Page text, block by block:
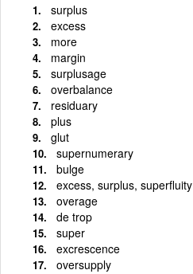
surplus
excess
more
margin
surplusage
overbalance
residuary
plus
glut
supernumerary
bulge
excess, surplus, superfluity
overage
de trop
super
excrescence
oversupply